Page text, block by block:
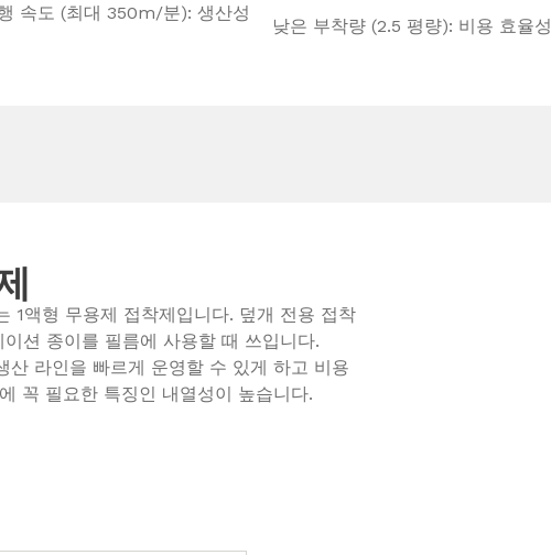
속도 (최대 350m/분): 생산성
낮은 부착량 (2.5 평량): 비용 효율성
1액형 무용제 접착제입니다. 덮개 전용 접착
션 종이를 필름에 사용할 때 쓰입니다.
라인을 빠르게 운영할 수 있게 하고 비용
꼭 필요한 특징인 내열성이 높습니다.